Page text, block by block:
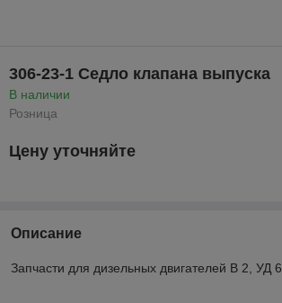
306-23-1 Седло клапана выпуска
В наличии
Розница
Цену уточняйте
Описание
Запчасти для дизельных двигателей В 2, УД 6